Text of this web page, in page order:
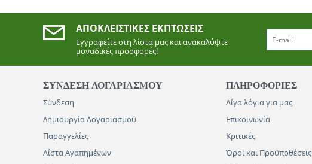
ΑΠΟΚΛΕΙΣΤΙΚΈΣ ΕΚΠΤΏΣΕΙΣ
Εγγραφείτε στη λίστα μας και ανακαλύψτε
μοναδικές προσφορές!
ΣΥΝΔΕΣΗ ΛΟΓΑΡΙΑΣΜΟΥ​
Σύνδεση
Δημιουργία Λογαριασμού
Παραγγελίες
Λίστα Αγαπημένων
ΠΛΗΡΟΦΟΡΊΕΣ
Λίγα λόγια για μας
Επικοινωνία
Κριτικές
Όροι και Προϋποθέσεις